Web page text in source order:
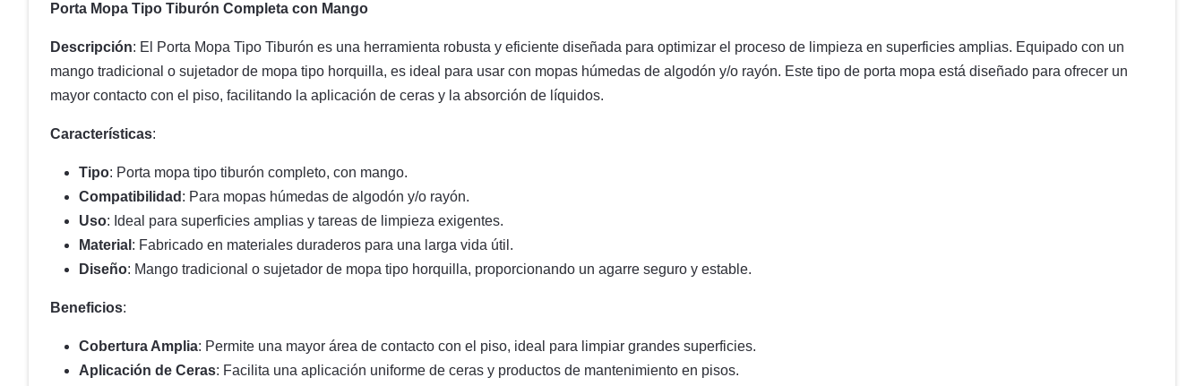
Porta Mopa Tipo Tiburón Completa con Mango
Descripción: El Porta Mopa Tipo Tiburón es una herramienta robusta y eficiente diseñada para optimizar el proceso de limpieza en superficies amplias. Equipado con un
mango tradicional o sujetador de mopa tipo horquilla, es ideal para usar con mopas húmedas de algodón y/o rayón. Este tipo de porta mopa está diseñado para ofrecer un
mayor contacto con el piso, facilitando la aplicación de ceras y la absorción de líquidos.
Características:
Tipo: Porta mopa tipo tiburón completo, con mango.
Compatibilidad : Para mopas húmedas de algodón y/o rayón.
Uso: Ideal para superficies amplias y tareas de limpieza exigentes.
Material : Fabricado en materiales duraderos para una larga vida útil.
Diseño: Mango tradicional o sujetador de mopa tipo horquilla, proporcionando un agarre seguro y estable.
Beneficios:
Cobertura Amplia: Permite una mayor área de contacto con el piso, ideal para limpiar grandes superficies.
Aplicación de Ceras: Facilita una aplicación uniforme de ceras y productos de mantenimiento en pisos.